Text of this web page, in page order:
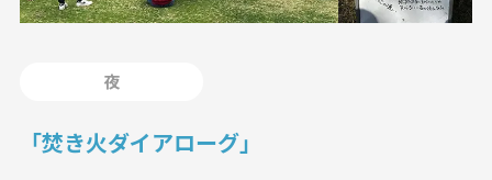
夜
「焚き火ダイアローグ」